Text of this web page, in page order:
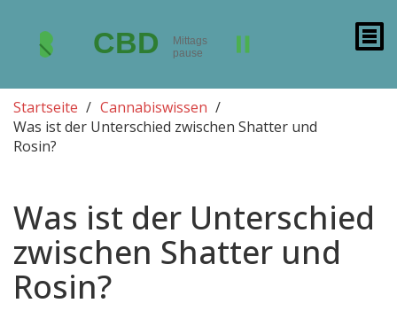
Startseite
Cannabiswissen
Was ist der Unterschied zwischen Shatter und
Rosin?
Was ist der Unterschied
zwischen Shatter und
Rosin?